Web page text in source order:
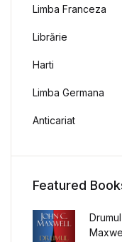
Limba Franceza
Librărie
Harti
Limba Germana
Anticariat
Featured